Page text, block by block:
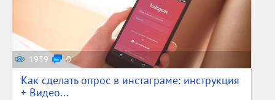
1959 0
Как сделать опрос в инстаграме: инструкция
+ Видео...